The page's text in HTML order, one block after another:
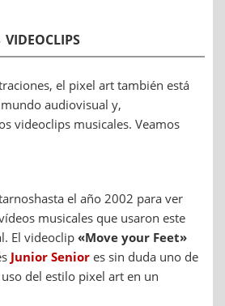
el pixel art también está
audiovisual y,
videoclips musicales. Veamos
el año 2002 para ver
musicales que usaron este
El videoclip «Move your Feet»
Junior Senior es sin duda uno de
del estilo pixel art en un